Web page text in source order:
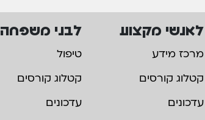
לאנשי מקצוע
מרכז מידע
קטלוג קורסים
עדכונים
לבני משפחה
טיפול
קטלוג קורסים
עדכונים